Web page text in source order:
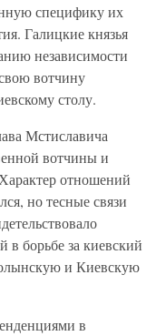
специфику их
Галицкие князья
независимости
вотчину
столу.
Мстиславича
вотчины и
отношений
но тесные связи
в борьбе за киевский
и Киевскую
в